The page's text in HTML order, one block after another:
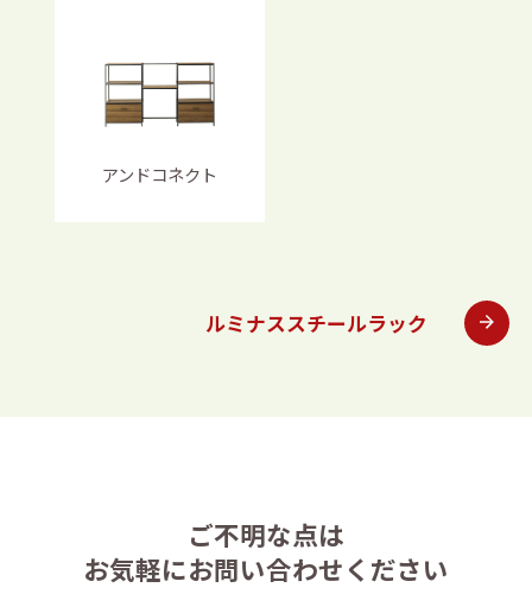
アンドコネクト
ルミナススチールラック
ご不明な点は
お気軽にお問い合わせください